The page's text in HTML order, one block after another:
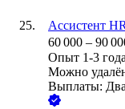
Ассистент
60 000 – 90
Опыт 1-3 года
Можно
Выплаты: Два